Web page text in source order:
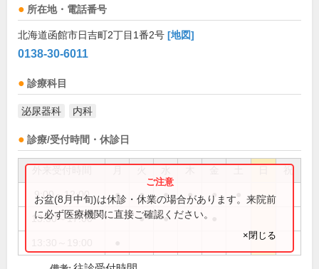
所在地・電話番号
北海道函館市日吉町2丁目1番2号 [地図]
0138-30-6011
診療科目
泌尿器科 内科
診療/受付時間・休診日
祝
9:00～12:00 ● ● ● ● ●
13:30～17:00 ● ●
お盆(8月中旬)は休診・休業の場合があります。来院前
に必ず医療機関に直接ご確認ください。
×閉じる